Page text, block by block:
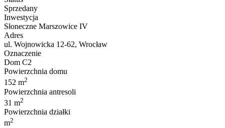
Sprzedany
Inwestycja
Słoneczne Marszowice IV
Adres
ul. Wojnowicka 12-62, Wrocław
Oznaczenie
Dom C2
Powierzchnia domu
152 m2
Powierzchnia antresoli
31 m2
Powierzchnia działki
m2